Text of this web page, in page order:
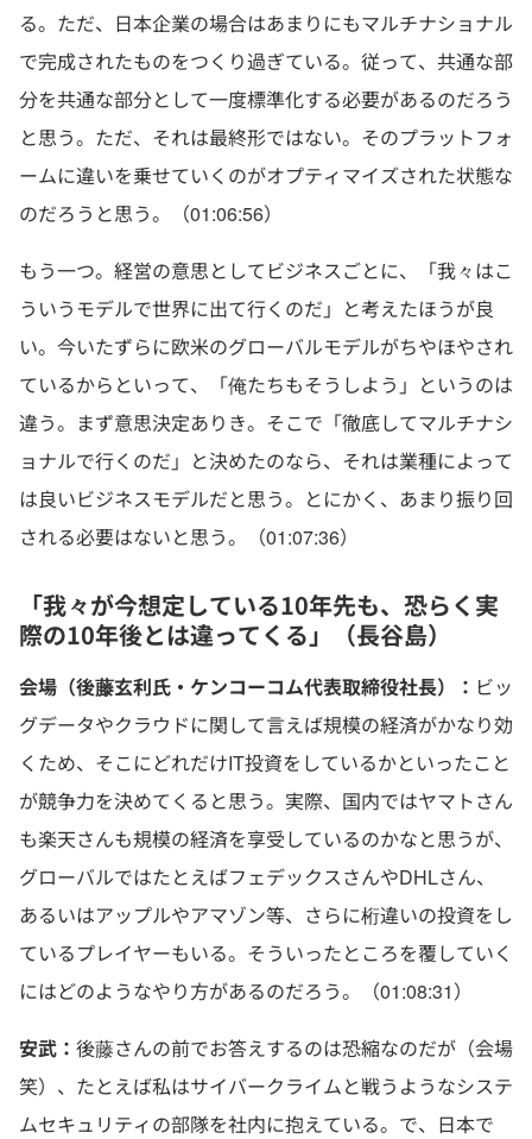
る。ただ、日本企業の場合はあまりにもマルチナショナル
で完成されたものをつくり過ぎている。従って、共通な部
分を共通な部分として一度標準化する必要があるのだろう
と思う。ただ、それは最終形ではない。そのプラットフォ
ームに違いを乗せていくのがオプティマイズされた状態な
のだろうと思う。（01:06:56）
もう一つ。経営の意思としてビジネスごとに、「我々はこ
ういうモデルで世界に出て行くのだ」と考えたほうが良
い。今いたずらに欧米のグローバルモデルがちやほやされ
ているからといって、「俺たちもそうしよう」というのは
違う。まず意思決定ありき。そこで「徹底してマルチナシ
ョナルで行くのだ」と決めたのなら、それは業種によって
は良いビジネスモデルだと思う。とにかく、あまり振り回
される必要はないと思う。（01:07:36）
「我々が今想定している10年先も、恐らく実
際の10年後とは違ってくる」（長谷島）
会場（後藤玄利氏・ケンコーコム代表取締役社長）： ビッ
グデータやクラウドに関して言えば規模の経済がかなり効
くため、そこにどれだけIT投資をしているかといったこと
が競争力を決めてくると思う。実際、国内ではヤマトさん
も楽天さんも規模の経済を享受しているのかなと思うが、
グローバルではたとえばフェデックスさんやDHLさん、
あるいはアップルやアマゾン等、さらに桁違いの投資をし
ているプレイヤーもいる。そういったところを覆していく
にはどのようなやり方があるのだろう。（01:08:31）
安武： 後藤さんの前でお答えするのは恐縮なのだが（会場
笑）、たとえば私はサイバークライムと戦うようなシステ
ムセキュリティの部隊を社内に抱えている。で、日本で